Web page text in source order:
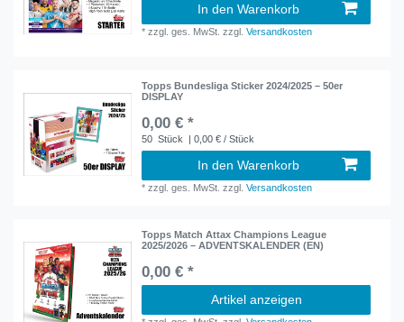
In den Warenkorb
*zzgl. ges. MwSt. zzgl.Versandkosten
Topps Bundesliga Sticker 2024/2025 – 50er
DISPLAY
0,00 € *
50 Stück | 0,00 € / Stück
In den Warenkorb
*zzgl. ges. MwSt. zzgl.Versandkosten
Topps Match Attax Champions League
2025/2026 – ADVENTSKALENDER (EN)
0,00 € *
Artikel anzeigen